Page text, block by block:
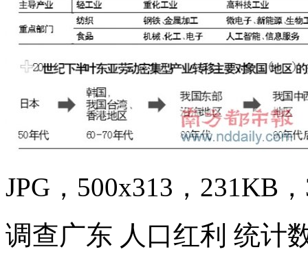
JPG，500x313，231KB
调查广东 人口红利 统计